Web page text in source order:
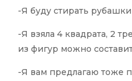
-Я буду стирать
-Я взяла 4 квадрата, 2
из фигур можно
-Я вам предлагаю тоже